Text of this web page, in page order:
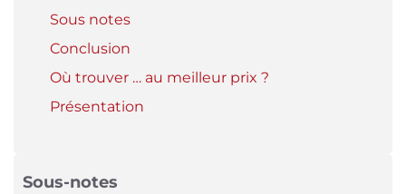
Sous notes
Conclusion
Où trouver … au meilleur prix ?
Présentation
Sous-notes